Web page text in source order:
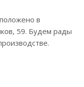
в
59. Будем рады